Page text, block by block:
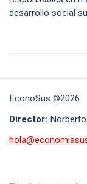
desarrollo social
EconoSus ©2026
Director: